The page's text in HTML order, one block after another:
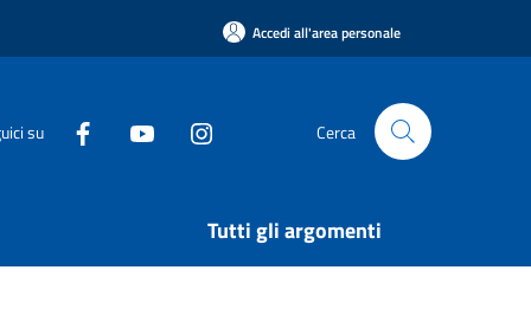
Accedi all'area personale
su Cerca
Tutti gli argomenti